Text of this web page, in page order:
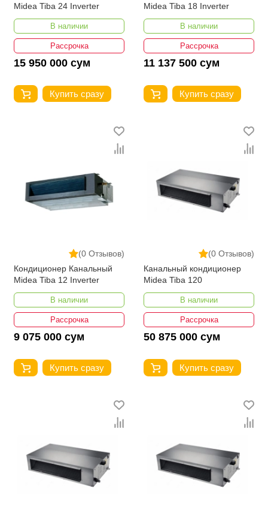
Midea Tiba 24 Inverter
В наличии
Рассрочка
15 950 000 сум
Купить сразу
Midea Tiba 18 Inverter
В наличии
Рассрочка
11 137 500 сум
Купить сразу
(0 Отзывов)
Кондиционер Канальный
Midea Tiba 12 Inverter
В наличии
Рассрочка
9 075 000 сум
Купить сразу
(0 Отзывов)
Канальный кондиционер
Midea Tiba 120
В наличии
Рассрочка
50 875 000 сум
Купить сразу